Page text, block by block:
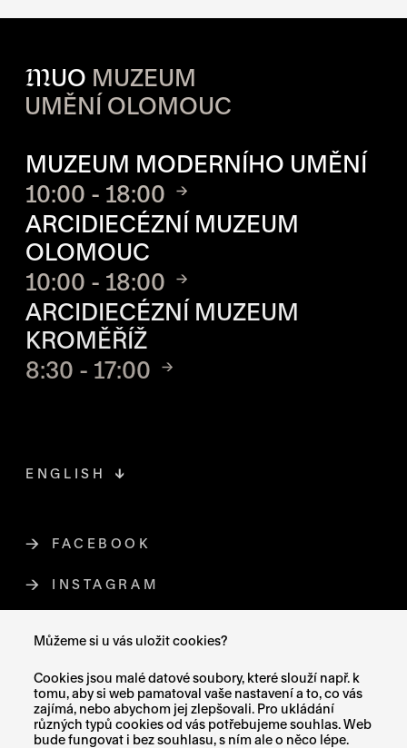
Můžeme si u vás uložit cookies?
Cookies jsou malé datové soubory, které slouží např. k
tomu, aby si web pamatoval vaše nastavení a to, co vás
zajímá, nebo abychom jej zlepšovali. Pro ukládání
různých typů cookies od vás potřebujeme souhlas. Web
bude fungovat i bez souhlasu, s ním ale o něco lépe.
MUO MUZEUM
UMĚNÍ OLOMOUC
MUZEUM MODERNÍHO UMĚNÍ
10:00 - 18:00
ARCIDIECÉZNÍ MUZEUM
OLOMOUC
10:00 - 18:00
ARCIDIECÉZNÍ MUZEUM
KROMĚŘÍŽ
8:30 - 17:00
FACEBOOKODKAZ SE OTEVŘE NA NOVÉ
INSTAGRAMODKAZ SE OTEVŘE NA NOVÉ
ENGLISH